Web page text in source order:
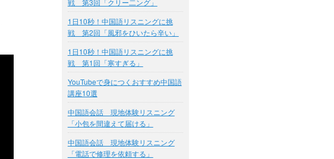
戦 第3回「クリー二ング」
1日10秒！中国語リスニングに挑
戦 第2回「風邪をひいたら辛い」
1日10秒！中国語リスニングに挑
戦 第1回「寒すぎる」
YouTubeで身につくおすすめ中国語
講座10選
中国語会話 現地体験リスニング
「小包を間違えて届ける」
中国語会話 現地体験リスニング
「電話で修理を依頼する」